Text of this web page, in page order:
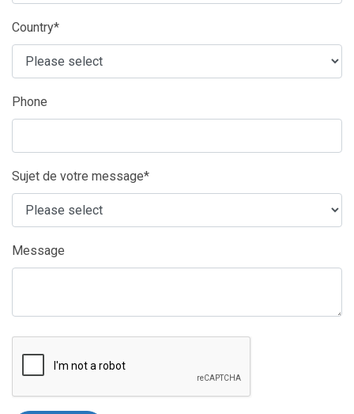
Country*
Phone
Sujet de votre message*
Message